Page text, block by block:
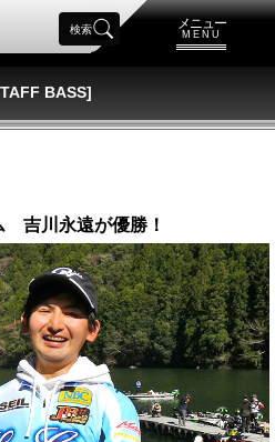
メニュー
MENU
検索
BASS]
吉川永遠が優勝！